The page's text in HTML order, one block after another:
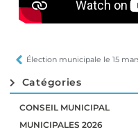
Élection municipale le 15
Catégories
CONSEIL MUNICIPAL
MUNICIPALES 2026